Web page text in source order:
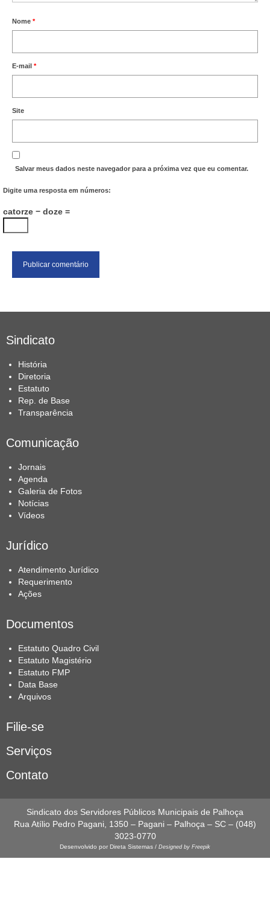
Nome *
E-mail *
Site
Salvar meus dados neste navegador para a próxima vez que eu comentar.
Digite uma resposta em números:
catorze − doze =
Sindicato
História
Diretoria
Estatuto
Rep. de Base
Transparência
Comunicação
Jornais
Agenda
Galeria de Fotos
Notícias
Vídeos
Jurídico
Atendimento Jurídico
Requerimento
Ações
Documentos
Estatuto Quadro Civil
Estatuto Magistério
Estatuto FMP
Data Base
Arquivos
Filie-se
Serviços
Contato
Sindicato dos Servidores Públicos Municipais de Palhoça
Rua Atílio Pedro Pagani, 1350 – Pagani – Palhoça – SC – (048)
3023-0770
Desenvolvido por Direta Sistemas / Designed by Freepik